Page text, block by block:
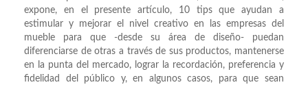
expone, en el presente artículo, 10 tips que ayudan a
estimular y mejorar el nivel creativo en las empresas del
mueble para que -desde su área de diseño- puedan
diferenciarse de otras a través de sus productos, mantenerse
en la punta del mercado, lograr la recordación, preferencia y
fidelidad del público y, en algunos casos, para que sean